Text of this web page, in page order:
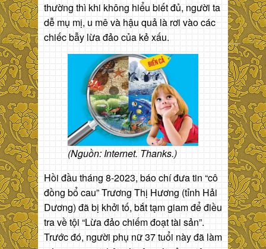
thường thì khi không hiểu biết đủ, người ta
dễ mụ mị, u mê và hậu quả là rơi vào các
chiếc bẫy lừa đảo của kẻ xấu.
(Nguồn: Internet. Thanks.)
Hồi đầu tháng 8-2023, báo chí đưa tin “cô
đồng bổ cau” Trương Thị Hương (tỉnh Hải
Dương) đã bị khởi tố, bắt tạm giam để điều
tra về tội “Lừa đảo chiếm đoạt tài sản”.
Trước đó, người phụ nữ 37 tuổi này đã làm